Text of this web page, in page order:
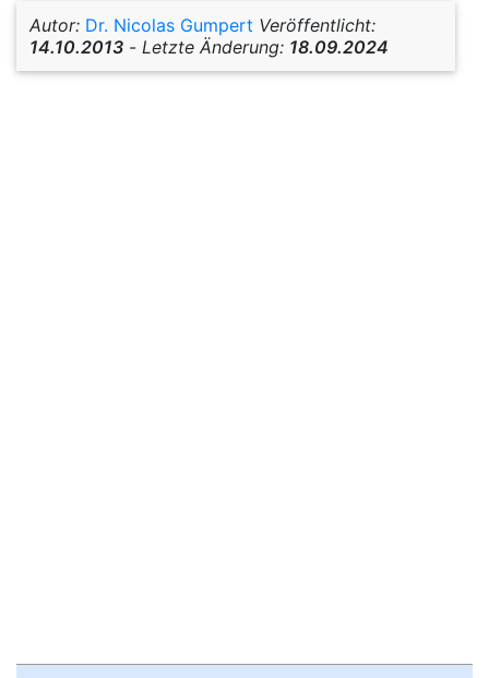
Autor: Dr. Nicolas Gumpert Veröffentlicht:
14.10.2013 - Letzte Änderung: 18.09.2024